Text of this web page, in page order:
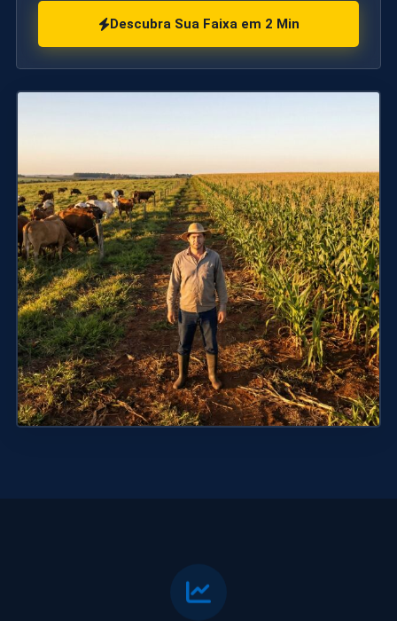
Descubra Sua Faixa em 2 Min